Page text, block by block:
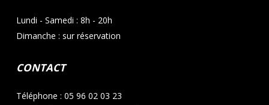
Lundi - Samedi : 8h - 20h
Dimanche : sur réservation
CONTACT
Téléphone : 05 96 02 03 23